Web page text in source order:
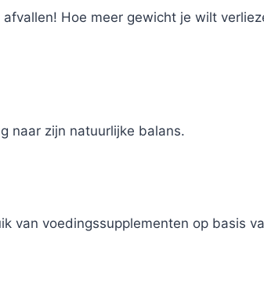
Hoe meer gewicht je wilt
naar zijn natuurlijke balans.
van voedingssupplementen op basis